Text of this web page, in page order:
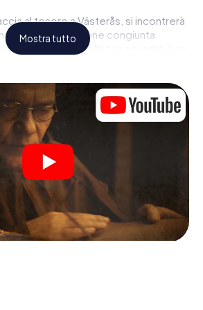
al tesoro a Västerås, si incontrerà
per una riunione congiunta.
distribuiti. Chi della sua squadra è un
c'è un ruolo adatto per ogni
i ruoli, può iniziare la caccia al tesoro
a Västerås: puoi decifrare codici
complicati compiti logici e cercare
della città. Il suo smartphone è il
più importante: la nostra app
le consente di interrogare
ed esaminare stringhe
a raccogliere oggetti e la guida in
al tesoro a Västerås, lei e il suo
sempre più in profondità
Mostra tutto